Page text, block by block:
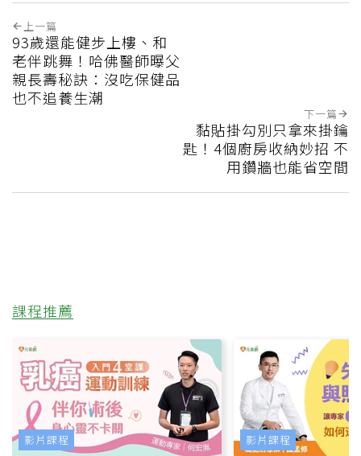
上一篇
93歲還能健步上樓、和
老伴跳舞！哈佛醫師曝父
親長壽秘訣：沒吃保健品
也不追養生潮
下一篇
黏貼掛勾別只拿來掛鑰
匙！4個廚房收納妙招 不
用鑽牆也能省空間
課程推薦
影片課程 影片課程